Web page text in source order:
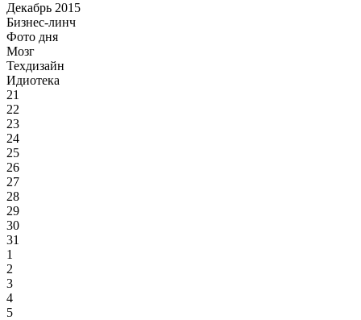
Декабрь 2015
Бизнес-линч
Фото дня
Мозг
Техдизайн
Идиотека
21
22
23
24
25
26
27
28
29
30
31
1
2
3
4
5